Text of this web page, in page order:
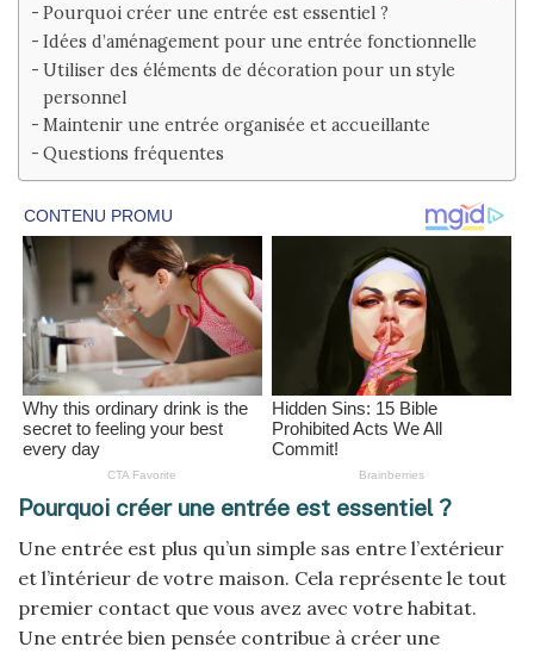
Pourquoi créer une entrée est essentiel ?
Idées d’aménagement pour une entrée fonctionnelle
Utiliser des éléments de décoration pour un style
personnel
Maintenir une entrée organisée et accueillante
Questions fréquentes
Pourquoi créer une entrée est essentiel ?
Une entrée est plus qu’un simple sas entre l’extérieur
et l’intérieur de votre maison. Cela représente le tout
premier contact que vous avez avec votre habitat.
Une entrée bien pensée contribue à créer une